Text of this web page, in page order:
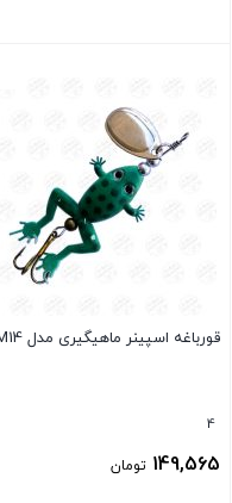
قورباغه اسپینر ماهیگیری مدل M14
4
149,565 تومان